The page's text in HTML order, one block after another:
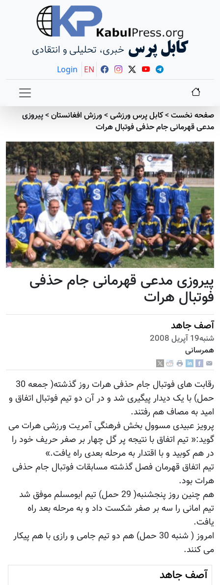
کابل پرس خبری، تحلیلی و انتقادی
Login EN
صفحه نخست>کابل پرس ورزشی>ورزش افغانستان>پیروزی
مدعی قهرمانی جام حذفی فوتبال هرات
پیروزی مدعی قهرمانی جام حذفی
فوتبال هرات
آصف جاهد
شنبه19 آپریل 2008
همرسانی
رقابت های فوتبال جام حذفی هرات روز گذشته( جمعه 30
حمل) با یک دیدار پیگیری شد و در آن دو تیم فوتبال اتفاق و
امید به مصاف هم رفتند.
پرویز عبیدی مسوول بخش فرهنگی آمریت ورزشی هرات می
گوید:« تیم اتفاق با نتیجه پر گل چهار بر صفر حریف خود را
در هم کوبید و با اقتدار به مرحله بعدی راه یافت.»
تیم اتفاق قهرمان فصل گذشته مسابقات فوتبال جام حذفی
هرات بود.
هم چنین روز پنجشنبه( 29 حمل) تیم ابومسلم موفق شد
تیم امانی را سه بر صفر شکست داد و به مرحله بعد راه
یافت.
امروز ( شنبه 30 حمل) هم دو تیم جامی و رازی با هم پیکار
می کنند.
آصف جاهد